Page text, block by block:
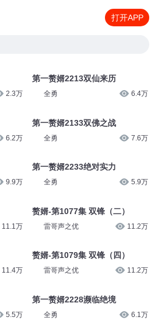
打开APP
2.3万
6.2万
9.9万
11.1万
11.4万
5.5万
第一赘婿2213双仙来历
全勇 6.4万
第一赘婿2133双佛之战
全勇 7.6万
第一赘婿2233绝对实力
全勇 5.9万
赘婿-第1077集 双锋（二）
雷哥声之优 11.2万
赘婿-第1079集 双锋（四）
雷哥声之优 11.2万
第一赘婿2228濒临绝境
全勇 6.1万